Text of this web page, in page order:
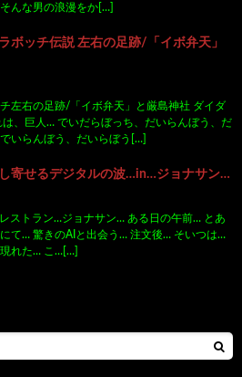
んな男の浪漫をか[…]
ボッチ伝説 左右の足跡/「イボ弁天」
左右の足跡/「イボ弁天」と厳島神社 ダイダ
は、巨人… でいだらぼっち、だいらんぼう、だ
いらんぼう、だいらぼう[…]
し寄せるデジタルの波…in…ジョナサン…
ストラン…ジョナサン… ある日の午前… とあ
て… 驚きのAIと出会う… 注文後… そいつは…
れた… こ…[…]